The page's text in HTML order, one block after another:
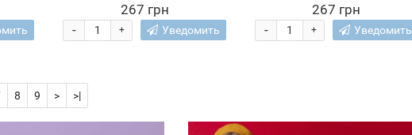
до 20 кг (IGR24)
267 грн
+
- Уведомить
до 20 кг (IGR24)
267 грн
+
- Уведомить
8 9 > >|